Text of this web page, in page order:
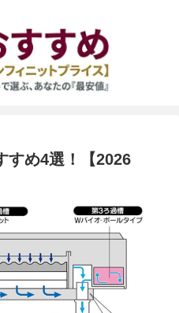
すめ4選！【2026